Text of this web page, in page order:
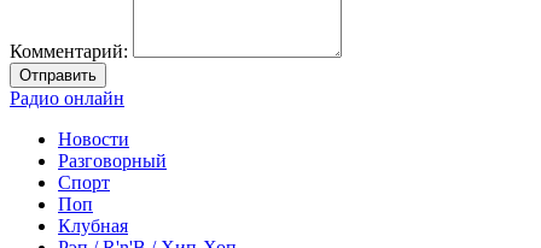
Комментарий:
Отправить
Радио онлайн
Новости
Разговорный
Спорт
Поп
Клубная